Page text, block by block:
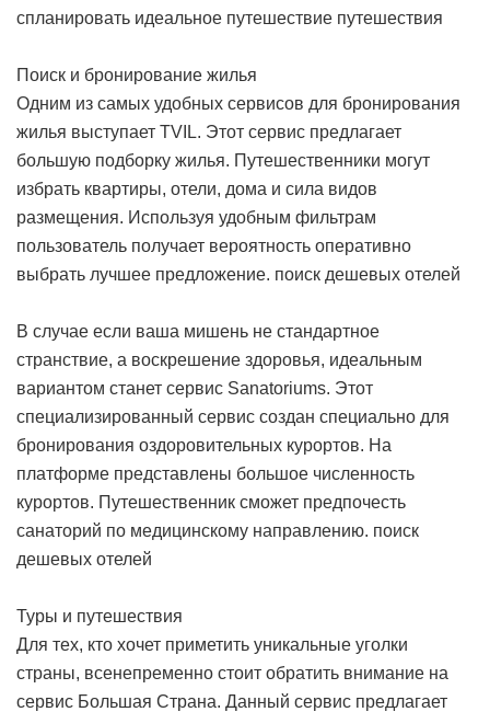
спланировать идеальное путешествие путешествия
Поиск и бронирование жилья
Одним из самых удобных сервисов для бронирования
жилья выступает TVIL. Этот сервис предлагает
большую подборку жилья. Путешественники могут
избрать квартиры, отели, дома и сила видов
размещения. Используя удобным фильтрам
пользователь получает вероятность оперативно
выбрать лучшее предложение. поиск дешевых отелей
В случае если ваша мишень не стандартное
странствие, а воскрешение здоровья, идеальным
вариантом станет сервис Sanatoriums. Этот
специализированный сервис создан специально для
бронирования оздоровительных курортов. На
платформе представлены большое численность
курортов. Путешественник сможет предпочесть
санаторий по медицинскому направлению. поиск
дешевых отелей
Туры и путешествия
Для тех, кто хочет приметить уникальные уголки
страны, всенепременно стоит обратить внимание на
сервис Большая Страна. Данный сервис предлагает